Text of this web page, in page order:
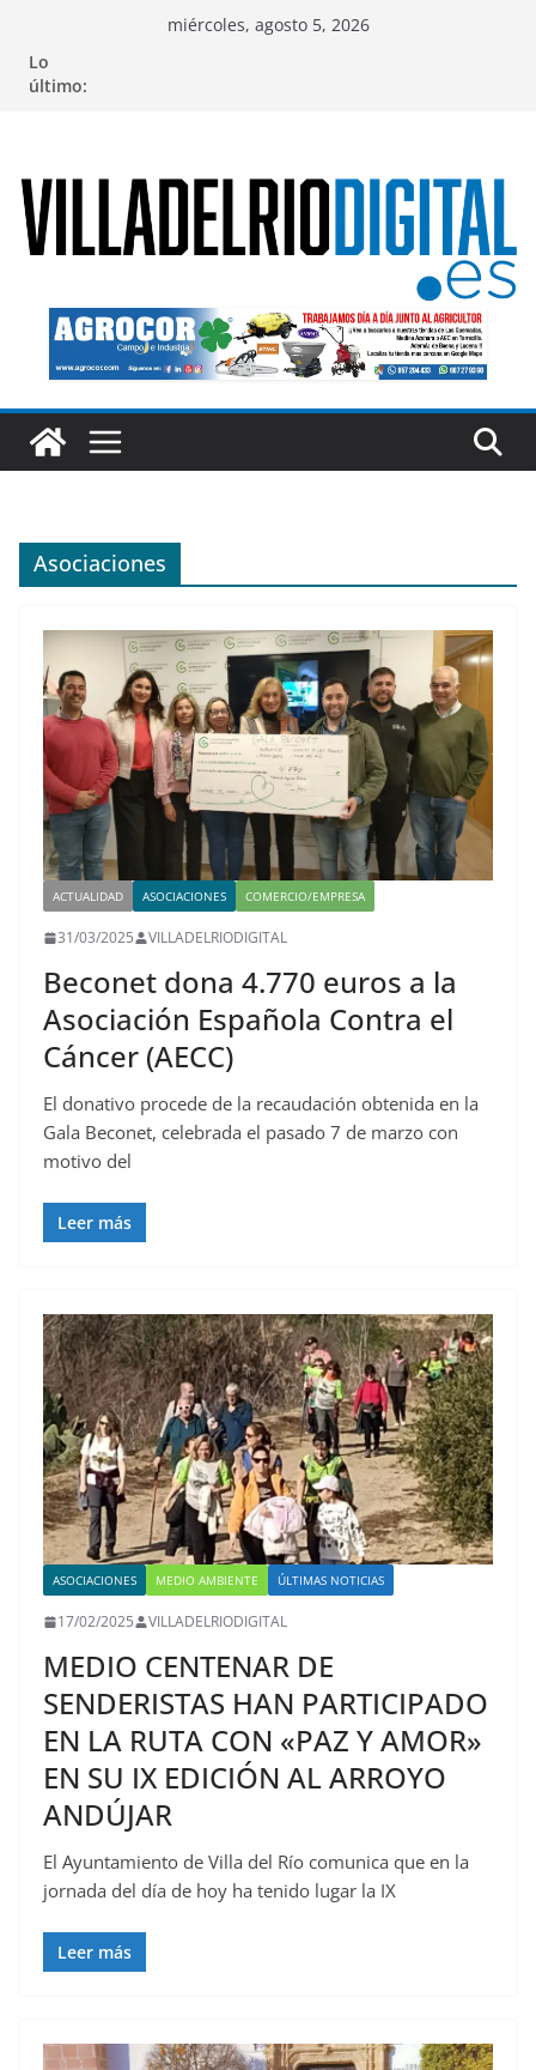
contenido
miércoles, agosto 5, 2026
Lo
último:
Asociaciones
ACTUALIDAD ASOCIACIONES COMERCIO/EMPRESA
31/03/2025 VILLADELRIODIGITAL
Beconet dona 4.770 euros a la
Asociación Española Contra el
Cáncer (AECC)
El donativo procede de la recaudación obtenida en la
Gala Beconet, celebrada el pasado 7 de marzo con
motivo del
Leer más
ASOCIACIONES MEDIO AMBIENTE ÚLTIMAS NOTICIAS
17/02/2025 VILLADELRIODIGITAL
MEDIO CENTENAR DE
SENDERISTAS HAN PARTICIPADO
EN LA RUTA CON «PAZ Y AMOR»
EN SU IX EDICIÓN AL ARROYO
ANDÚJAR
El Ayuntamiento de Villa del Río comunica que en la
jornada del día de hoy ha tenido lugar la IX
Leer más